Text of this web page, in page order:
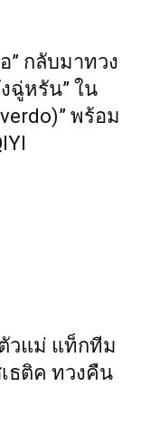
” กลับมาทวง
ฉู่หรัน” ใน
พร้อม
ตัวแม่ แท็กทีม
ธติค​ ทวงคืน